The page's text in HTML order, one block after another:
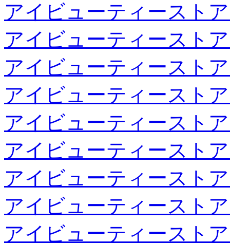
アイビューティースト
アイビューティースト
アイビューティースト
アイビューティースト
アイビューティースト
アイビューティースト
アイビューティースト
アイビューティースト
アイビューティースト